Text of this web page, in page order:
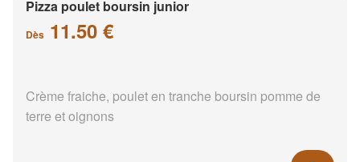
Pizza poulet boursin junior
Dès 11.50 €
Crème fraiche, poulet en tranche boursin pomme de
terre et oignons